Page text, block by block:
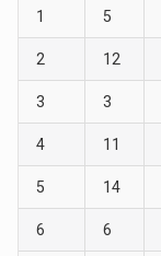
1 5
2 12
3 3
4 11
5 14
6 6